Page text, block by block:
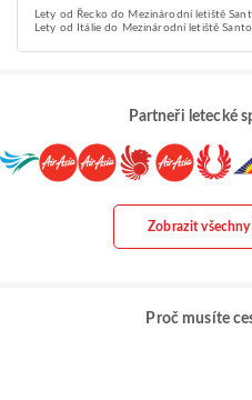
Lety od Řecko do Mezinárodní letiště
Lety od Itálie do Mezinárodní letiště
Partneři letecké
Zobrazit
Proč musíte